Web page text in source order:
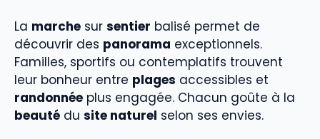
La marche sur sentier balisé permet de
découvrir des panorama exceptionnels.
Familles, sportifs ou contemplatifs trouvent
leur bonheur entre plages accessibles et
randonnée plus engagée. Chacun goûte à la
beauté du site naturel selon ses envies.